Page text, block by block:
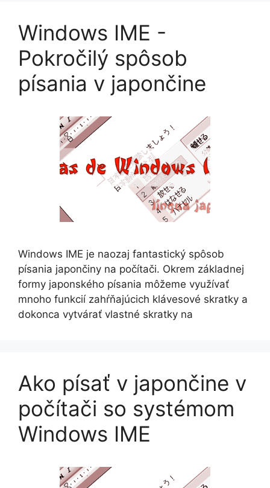
Windows IME -
Pokročilý spôsob
písania v japončine
Windows IME je naozaj fantastický spôsob
písania japončiny na počítači. Okrem základnej
formy japonského písania môžeme využívať
mnoho funkcií zahŕňajúcich klávesové skratky a
dokonca vytvárať vlastné skratky na
Ako písať v japončine v
počítači so systémom
Windows IME